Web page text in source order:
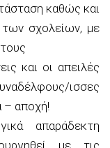
καθώς και
των σχολείων, με
και οι απειλές
ισσες
– αποχή!
απαράδεκτη
με τις